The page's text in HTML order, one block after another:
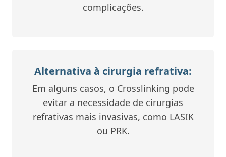
complicações.
Alternativa à cirurgia refrativa:
Em alguns casos, o Crosslinking pode
evitar a necessidade de cirurgias
refrativas mais invasivas, como LASIK
ou PRK.